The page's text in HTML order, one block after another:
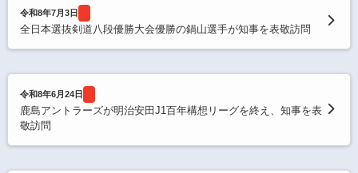
令和8年7月3日
全日本選抜剣道八段優勝大会優勝の鍋山選手が知事を表敬訪問
令和8年6月24日
鹿島アントラーズが明治安田J1百年構想リーグを終え、知事を表
敬訪問